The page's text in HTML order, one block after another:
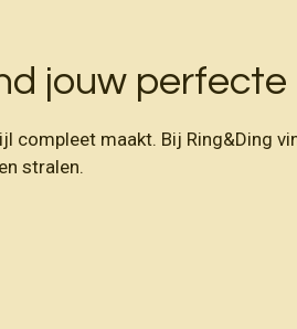
jouw
compleet maakt. Bij Ring&Ding
stralen.